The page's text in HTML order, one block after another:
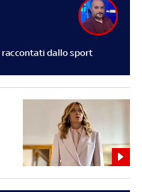
raccontati dallo sport